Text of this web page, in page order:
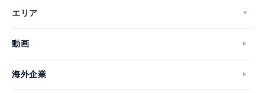
エリア
動画
海外企業